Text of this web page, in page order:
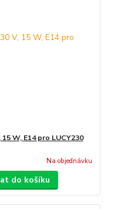
W, E14 pro LUCY230
Na objednávku
do košíku